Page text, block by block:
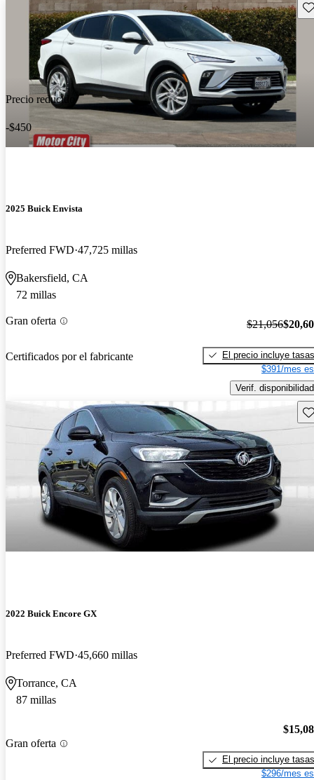
Precio reducido
-$450
2025 Buick Envista
Preferred FWD 47,725 millas
Bakersfield, CA
72 millas
Gran oferta
Certificados por el fabricante
$21,056
El precio incluye tasas
$391/mes
Verif. disponibilidad
2022 Buick Encore GX
Preferred FWD 45,660 millas
Torrance, CA
87 millas
Gran oferta
El precio incluye tasas
$296/mes